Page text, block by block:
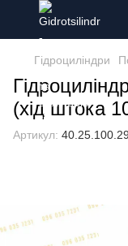
Гідроциліндри
(хід штока
Артикул: